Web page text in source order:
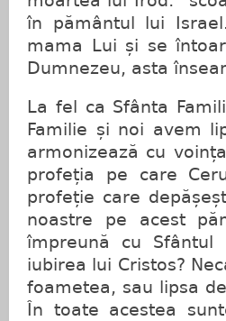
în pământul lui
mama Lui și se
Dumnezeu, asta
La fel ca Sfânta
Familie și noi avem
armonizează cu
profeția pe care
profeție care
noastre pe acest
împreună cu
iubirea lui Cristos?
foametea, sau lipsa
În toate acestea